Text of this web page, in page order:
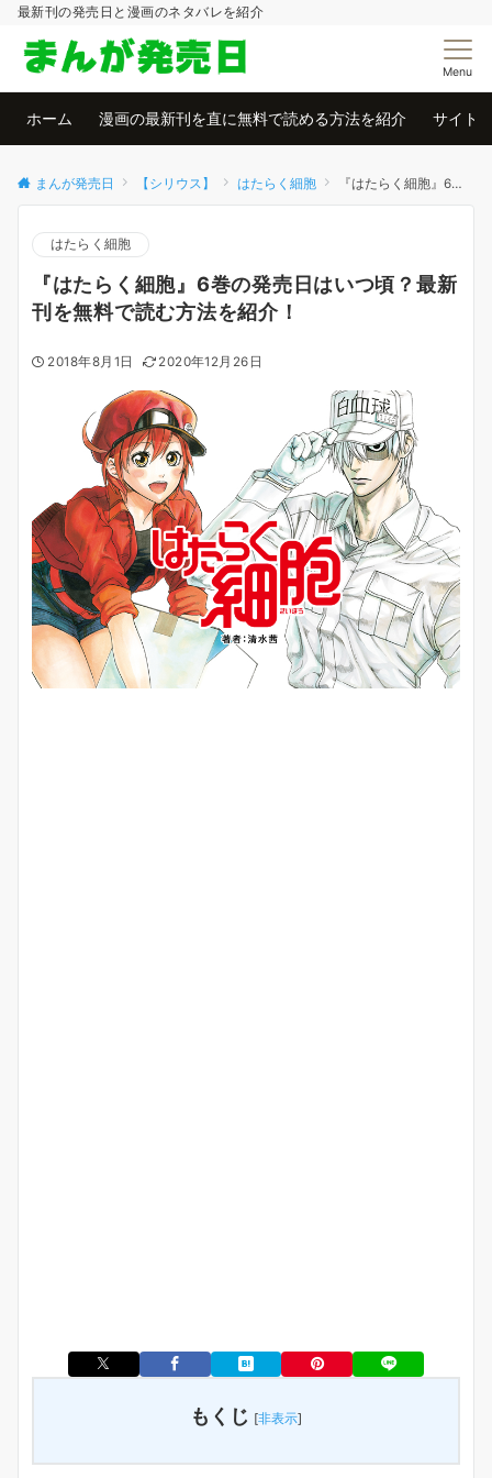
最新刊の発売日と漫画のネタバレを紹介
Menu
ホーム 漫画の最新刊を直に無料で読める方法を紹介 サイト
まんが発売日 【シリウス】 はたらく細胞 『はたらく細胞』6巻の発売日はいつ頃？最新刊を無料で読む方法を紹介！
はたらく細胞
『はたらく細胞』6巻の発売日はいつ頃？最新
刊を無料で読む方法を紹介！
2018年8月1日 2020年12月26日
もくじ [非表示]